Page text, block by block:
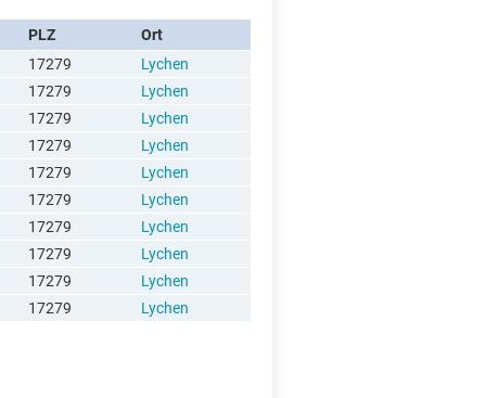
PLZ
Ort
17279
Lychen
17279
Lychen
17279
Lychen
17279
Lychen
17279
Lychen
17279
Lychen
17279
Lychen
17279
Lychen
17279
Lychen
17279
Lychen